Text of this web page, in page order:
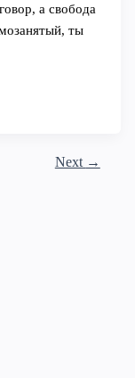
а свобода
ты
Next →